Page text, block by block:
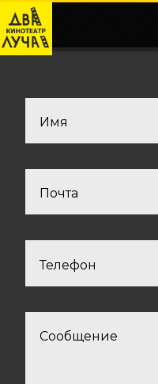
Имя
Почта
Телефон
Сообщение